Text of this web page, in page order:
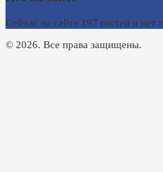
Сейчас на сайте 197 гостей и нет
© 2026. Все права защищены.